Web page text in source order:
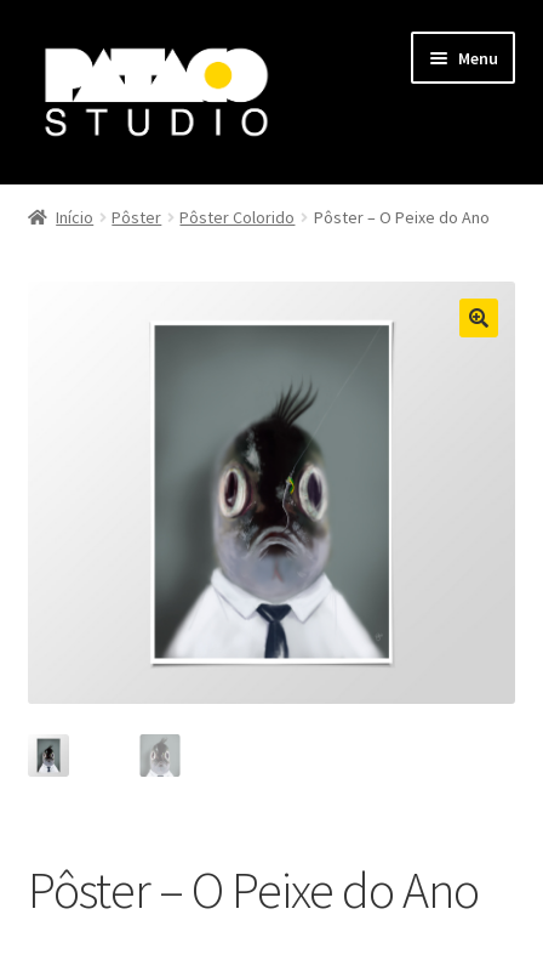
Pular
navegação
Pular
conteúdo
Menu
História em Quadrinhos
Início Pôster Pôster Colorido Pôster – O Peixe do Ano
Pôster – O Peixe do Ano